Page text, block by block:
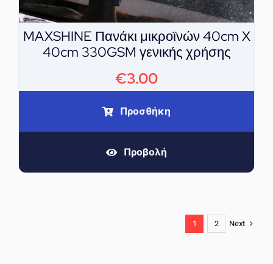
MAXSHINE Πανάκι μικροϊνών 40cm X
40cm 330GSM γενικής χρήσης
€3.00
Προσθήκη
Προβολή
1 2 Next